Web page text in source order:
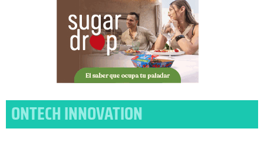
ONTECH INNOVATION